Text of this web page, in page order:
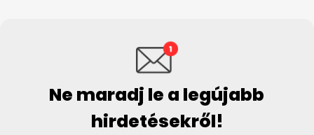
Ne maradj le a legújabb
hirdetésekről!